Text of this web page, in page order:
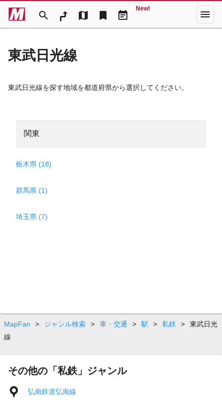
search map bookmark event_note
New! menu
東武日光線
東武日光線を探す地域を都道府県から選択してください。
関東
栃木県 (18)
群馬県 (1)
埼玉県 (7)
MapFan > ジャンル検索 > 車・交通 > 駅 > 私鉄 >
東武日光
線
その他の「私鉄」ジャンル
弘南鉄道弘南線